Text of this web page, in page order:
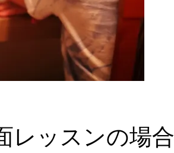
レッスンの場合